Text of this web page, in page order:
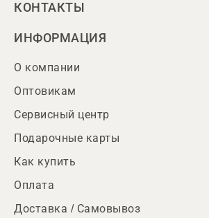
КОНТАКТЫ
ИНФОРМАЦИЯ
О компании
Оптовикам
Сервисный центр
Подарочные карты
Как купить
Оплата
Доставка / Самовывоз